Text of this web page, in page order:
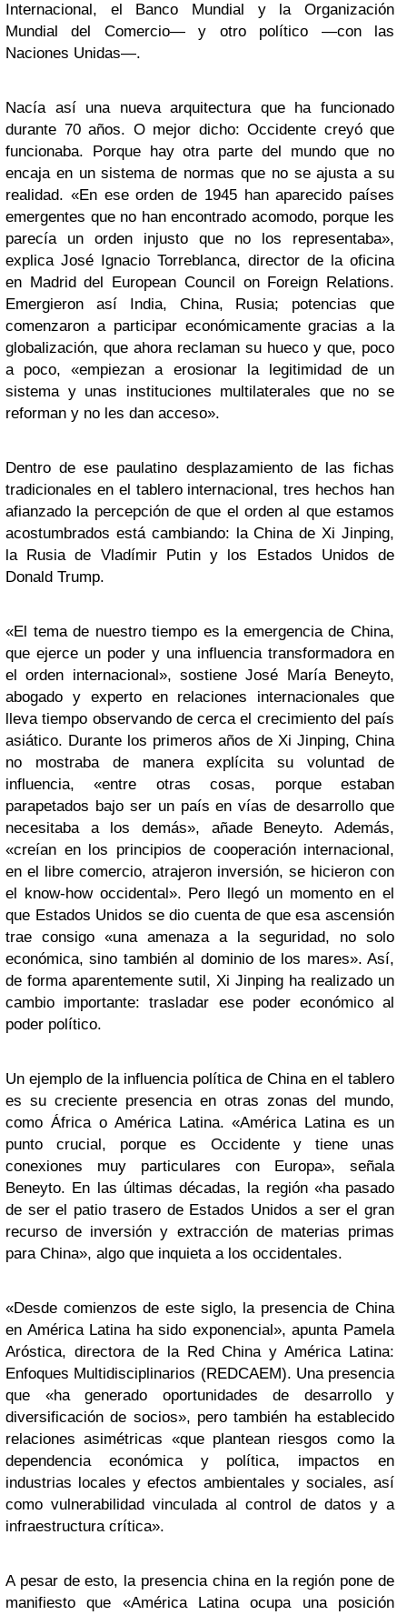
Internacional, el Banco Mundial y la Organización
Mundial del Comercio— y otro político —con las
Naciones Unidas—.
Nacía así una nueva arquitectura que ha funcionado
durante 70 años. O mejor dicho: Occidente creyó que
funcionaba. Porque hay otra parte del mundo que no
encaja en un sistema de normas que no se ajusta a su
realidad. «En ese orden de 1945 han aparecido países
emergentes que no han encontrado acomodo, porque les
parecía un orden injusto que no los representaba»,
explica José Ignacio Torreblanca, director de la oficina
en Madrid del European Council on Foreign Relations.
Emergieron así India, China, Rusia; potencias que
comenzaron a participar económicamente gracias a la
globalización, que ahora reclaman su hueco y que, poco
a poco, «empiezan a erosionar la legitimidad de un
sistema y unas instituciones multilaterales que no se
reforman y no les dan acceso».
Dentro de ese paulatino desplazamiento de las fichas
tradicionales en el tablero internacional, tres hechos han
afianzado la percepción de que el orden al que estamos
acostumbrados está cambiando: la China de Xi Jinping,
la Rusia de Vladímir Putin y los Estados Unidos de
Donald Trump.
«El tema de nuestro tiempo es la emergencia de China,
que ejerce un poder y una influencia transformadora en
el orden internacional», sostiene José María Beneyto,
abogado y experto en relaciones internacionales que
lleva tiempo observando de cerca el crecimiento del país
asiático. Durante los primeros años de Xi Jinping, China
no mostraba de manera explícita su voluntad de
influencia, «entre otras cosas, porque estaban
parapetados bajo ser un país en vías de desarrollo que
necesitaba a los demás», añade Beneyto. Además,
«creían en los principios de cooperación internacional,
en el libre comercio, atrajeron inversión, se hicieron con
el know-how occidental». Pero llegó un momento en el
que Estados Unidos se dio cuenta de que esa ascensión
trae consigo «una amenaza a la seguridad, no solo
económica, sino también al dominio de los mares». Así,
de forma aparentemente sutil, Xi Jinping ha realizado un
cambio importante: trasladar ese poder económico al
poder político.
Un ejemplo de la influencia política de China en el tablero
es su creciente presencia en otras zonas del mundo,
como África o América Latina. «América Latina es un
punto crucial, porque es Occidente y tiene unas
conexiones muy particulares con Europa», señala
Beneyto. En las últimas décadas, la región «ha pasado
de ser el patio trasero de Estados Unidos a ser el gran
recurso de inversión y extracción de materias primas
para China», algo que inquieta a los occidentales.
«Desde comienzos de este siglo, la presencia de China
en América Latina ha sido exponencial», apunta Pamela
Aróstica, directora de la Red China y América Latina:
Enfoques Multidisciplinarios (REDCAEM). Una presencia
que «ha generado oportunidades de desarrollo y
diversificación de socios», pero también ha establecido
relaciones asimétricas «que plantean riesgos como la
dependencia económica y política, impactos en
industrias locales y efectos ambientales y sociales, así
como vulnerabilidad vinculada al control de datos y a
infraestructura crítica».
A pesar de esto, la presencia china en la región pone de
manifiesto que «América Latina ocupa una posición